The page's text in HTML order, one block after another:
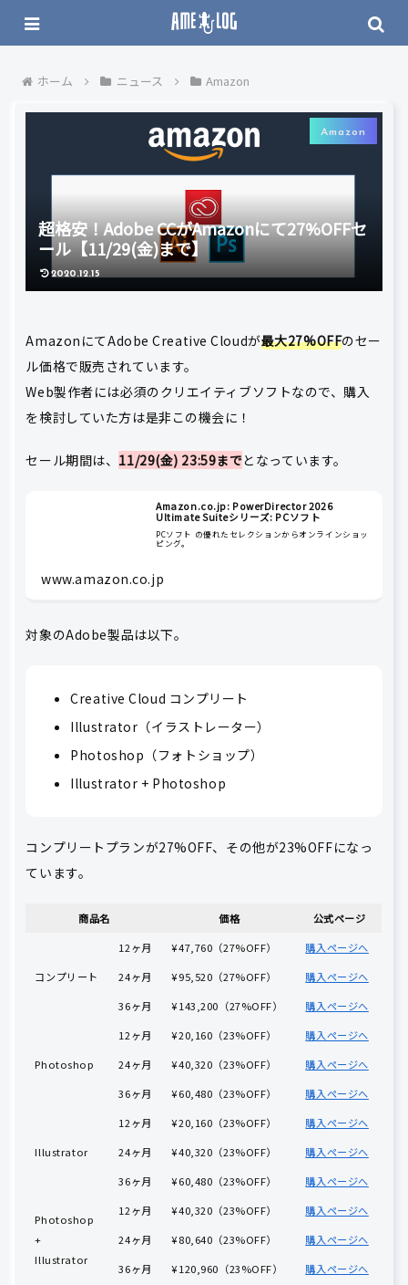
ホーム ニュース Amazon
Amazon
超格安！Adobe CCがAmazonにて27%OFFセ
ール【11/29(金)まで】
2020.12.15
AmazonにてAdobe Creative Cloudが最大27%OFFのセー
ル価格で販売されています。
Web製作者には必須のクリエイティブソフトなので、購入
を検討していた方は是非この機会に！
セール期間は、 11/29(金) 23:59までとなっています。
Amazon.co.jp: PowerDirector 2026
Ultimate Suiteシリーズ: PCソフト
PCソフト の優れたセレクションからオンラインショッ
ピング。
www.amazon.co.jp
対象のAdobe製品は以下。
Creative Cloud コンプリート
Illustrator（イラストレーター）
Photoshop（フォトショップ）
Illustrator + Photoshop
コンプリートプランが27%OFF、その他が23%OFFになっ
ています。
商品名 価格 公式ページ
コンプリート
12ヶ月 ¥47,760（27%OFF）
購入ページへ
24ヶ月
¥95,520（27%OFF）
購入ページへ
36ヶ月
¥143,200（27%OFF） 購入ページへ
Photoshop
12ヶ月 ¥20,160（23%OFF）
購入ページへ
24ヶ月
¥40,320（23%OFF）
購入ページへ
36ヶ月
¥60,480（23%OFF） 購入ページへ
Illustrator
12ヶ月 ¥20,160（23%OFF）
購入ページへ
24ヶ月
¥40,320（23%OFF）
購入ページへ
36ヶ月
¥60,480（23%OFF） 購入ページへ
Photoshop
+
Illustrator
12ヶ月 ¥40,320（23%OFF）
購入ページへ
24ヶ月
¥80,640（23%OFF）
購入ページへ
36ヶ月
¥120,960（23%OFF） 購入ページへ